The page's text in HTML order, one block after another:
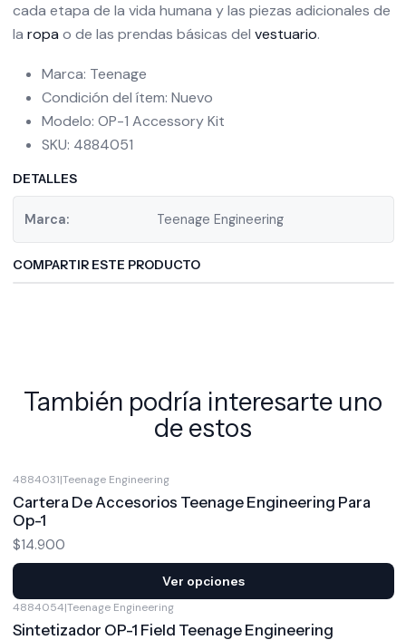
cada etapa de la vida humana y las piezas adicionales de
la ropa o de las prendas básicas del vestuario.
Marca: Teenage
Condición del ítem: Nuevo
Modelo: OP-1 Accessory Kit
SKU: 4884051
DETALLES
Marca: Teenage Engineering
COMPARTIR ESTE PRODUCTO
También podría interesarte uno
de estos
4884031|Teenage Engineering
Cartera De Accesorios Teenage Engineering Para
Op-1
$14.900
Ver opciones
4884054|Teenage Engineering
Sintetizador OP-1 Field Teenage Engineering